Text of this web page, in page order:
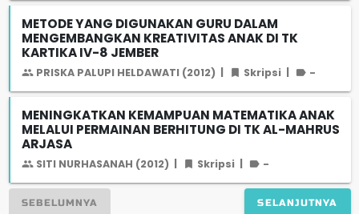
METODE YANG DIGUNAKAN GURU DALAM
MENGEMBANGKAN KREATIVITAS ANAK DI TK
KARTIKA IV-8 JEMBER
PRISKA PALUPI HELDAWATI (2012) | Skripsi | -
MENINGKATKAN KEMAMPUAN MATEMATIKA ANAK
MELALUI PERMAINAN BERHITUNG DI TK AL-MAHRUS
ARJASA
SITI NURHASANAH (2012) | Skripsi | -
SEBELUMNYA SELANJUTNYA